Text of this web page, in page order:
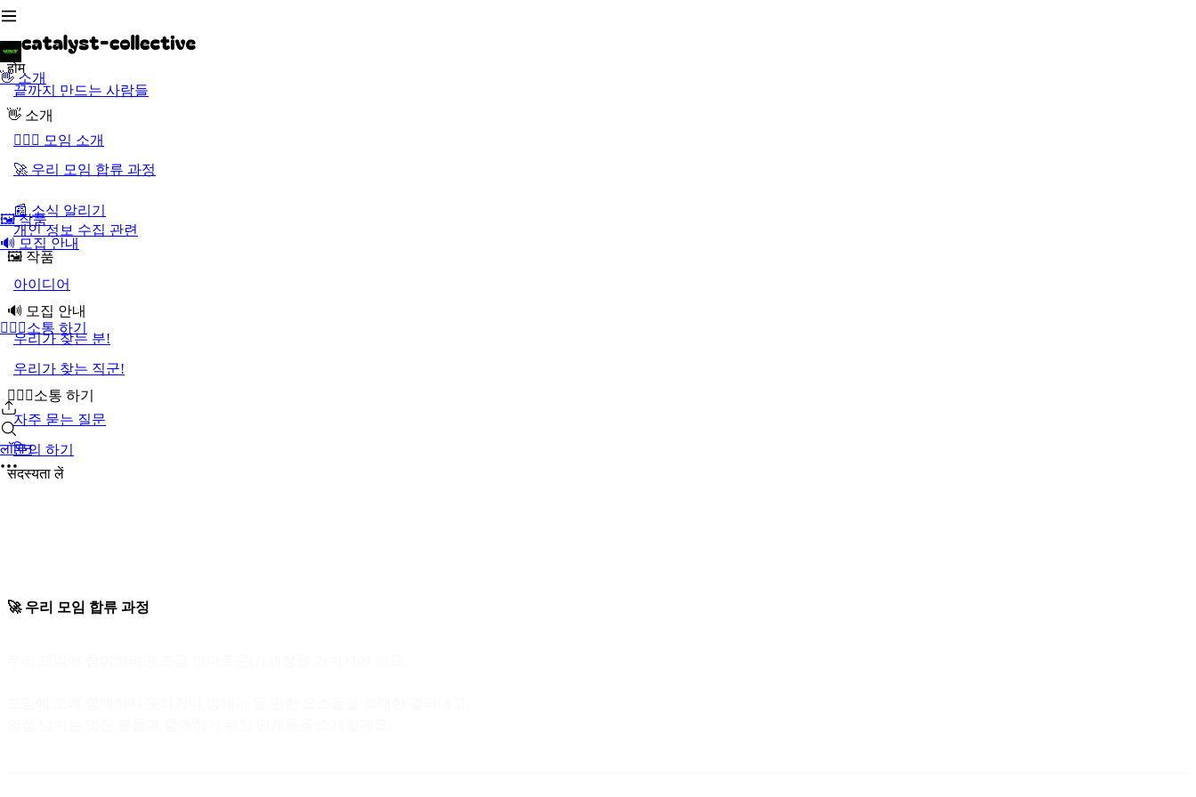
👋 소개
🖼️ 작품
🔊 모집 안내
🙋🏼‍♀️소통 하기
लॉगिन
होम
끝까지 만드는 사람들
👋 소개
🙇🏻‍♂️ 모임 소개
🚀 우리 모임 합류 과정
📰 소식 알리기
개인 정보 수집 관련
🖼️ 작품
아이디어
🔊 모집 안내
우리가 찾는 분!
우리가 찾는 직군!
🙋🏼‍♀️소통 하기
자주 묻는 질문
문의 하기
सदस्यता लें
🚀 우리 모임 합류 과정